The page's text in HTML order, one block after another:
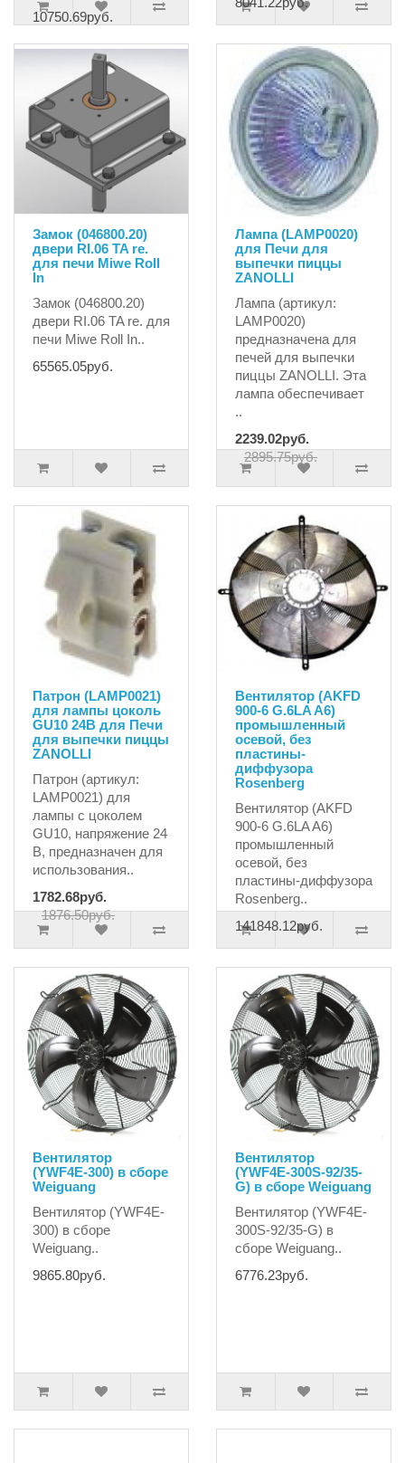
10750.69руб.
Замок (046800.20)
двери RI.06 TA re.
для печи Miwe Roll
In
Замок (046800.20)
двери RI.06 TA re. для
печи Miwe Roll In..
65565.05руб.
Лампа (LAMP0020)
для Печи для
выпечки пиццы
ZANOLLI
Лампа (артикул:
LAMP0020)
предназначена для
печей для выпечки
пиццы ZANOLLI. Эта
лампа обеспечивает
..
2239.02руб.
2895.75руб.
Патрон (LAMP0021)
для лампы цоколь
GU10 24В для Печи
для выпечки пиццы
ZANOLLI
Патрон (артикул:
LAMP0021) для
лампы с цоколем
GU10, напряжение 24
В, предназначен для
использования..
1782.68руб.
1876.50руб.
Вентилятор (AKFD
900-6 G.6LA A6)
промышленный
осевой, без
пластины-
диффузора
Rosenberg
Вентилятор (AKFD
900-6 G.6LA A6)
промышленный
осевой, без
пластины-диффузора
Rosenberg..
141848.12руб.
Вентилятор
(YWF4E-300) в сборе
Weiguang
Вентилятор (YWF4E-
300) в сборе
Weiguang..
9865.80руб.
Вентилятор
(YWF4E-300S-92/35-
G) в сборе Weiguang
Вентилятор (YWF4E-
300S-92/35-G) в
сборе Weiguang..
6776.23руб.